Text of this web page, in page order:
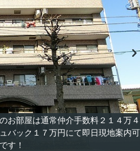
お部屋は通常仲介手数料２１４万４
バック１７万円にて即日現地案内可
す！